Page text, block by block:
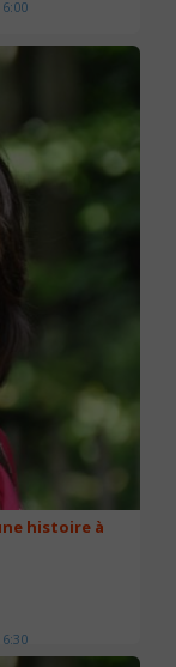
histoire à